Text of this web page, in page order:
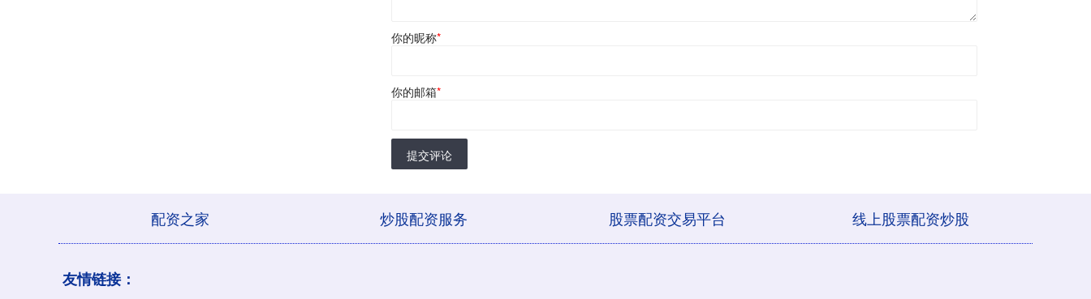
你的昵称*
你的邮箱*
提交评论
配资之家 炒股配资服务 股票配资交易平台 线上股票配资炒股
友情链接：